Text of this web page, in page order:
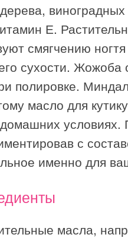
виноградных
Е.
смягчению
сухости. Жожоба
полировке.
масло для
условиях.
с
именно для
масла,